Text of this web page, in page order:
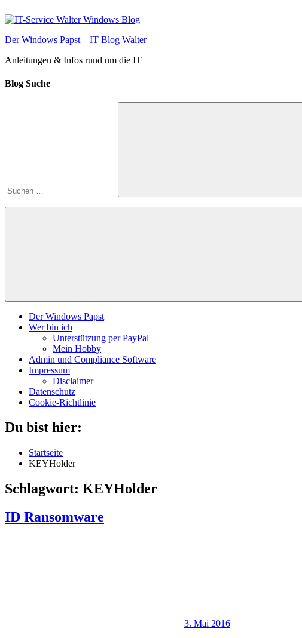
Inhalt
Der Windows Papst – IT Blog Walter
Anleitungen & Infos rund um die IT
Blog Suche
Suchen
Der Windows Papst
Wer bin ich
Unterstützung per PayPal
Mein Hobby
Admin und Compliance Software
Impressum
Disclaimer
Datenschutz
Cookie-Richtlinie
Du bist hier:
Startseite
KEYHolder
Schlagwort: KEYHolder
ID Ransomware
3. Mai 2016